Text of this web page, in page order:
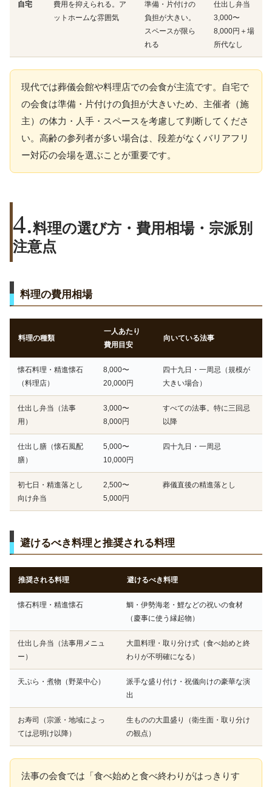
自宅
費用を抑えられる。ア
ットホームな雰囲気
準備・片付けの
負担が大きい。
スペースが限ら
れる
仕出し弁当
3,000〜
8,000円＋場
所代なし
現代では葬儀会館や料理店での会食が主流です。自宅で
の会食は準備・片付けの負担が大きいため、主催者（施
主）の体力・人手・スペースを考慮して判断してくださ
い。高齢の参列者が多い場合は、段差がなくバリアフリ
ー対応の会場を選ぶことが重要です。
料理の選び方・費用相場・宗派別
注意点
料理の費用相場
料理の種類
一人あたり
費用目安
向いている法事
懐石料理・精進懐石
（料理店）
8,000〜
20,000円
四十九日・一周忌（規模が
大きい場合）
仕出し弁当（法事
用）
3,000〜
8,000円
すべての法事。特に三回忌
以降
仕出し膳（懐石風配
膳）
5,000〜
10,000円
四十九日・一周忌
初七日・精進落とし
向け弁当
2,500〜
5,000円
葬儀直後の精進落とし
避けるべき料理と推奨される料理
推奨される料理 避けるべき料理
懐石料理・精進懐石
鯛・伊勢海老・鯉などの祝いの食材
（慶事に使う縁起物）
仕出し弁当（法事用メニュ
ー）
大皿料理・取り分け式（食べ始めと終
わりが不明確になる）
天ぷら・煮物（野菜中心）
派手な盛り付け・祝儀向けの豪華な演
出
お寿司（宗派・地域によっ
ては忌明け以降）
生ものの大皿盛り（衛生面・取り分け
の観点）
法事の会食では「食べ始めと食べ終わりがはっきりす